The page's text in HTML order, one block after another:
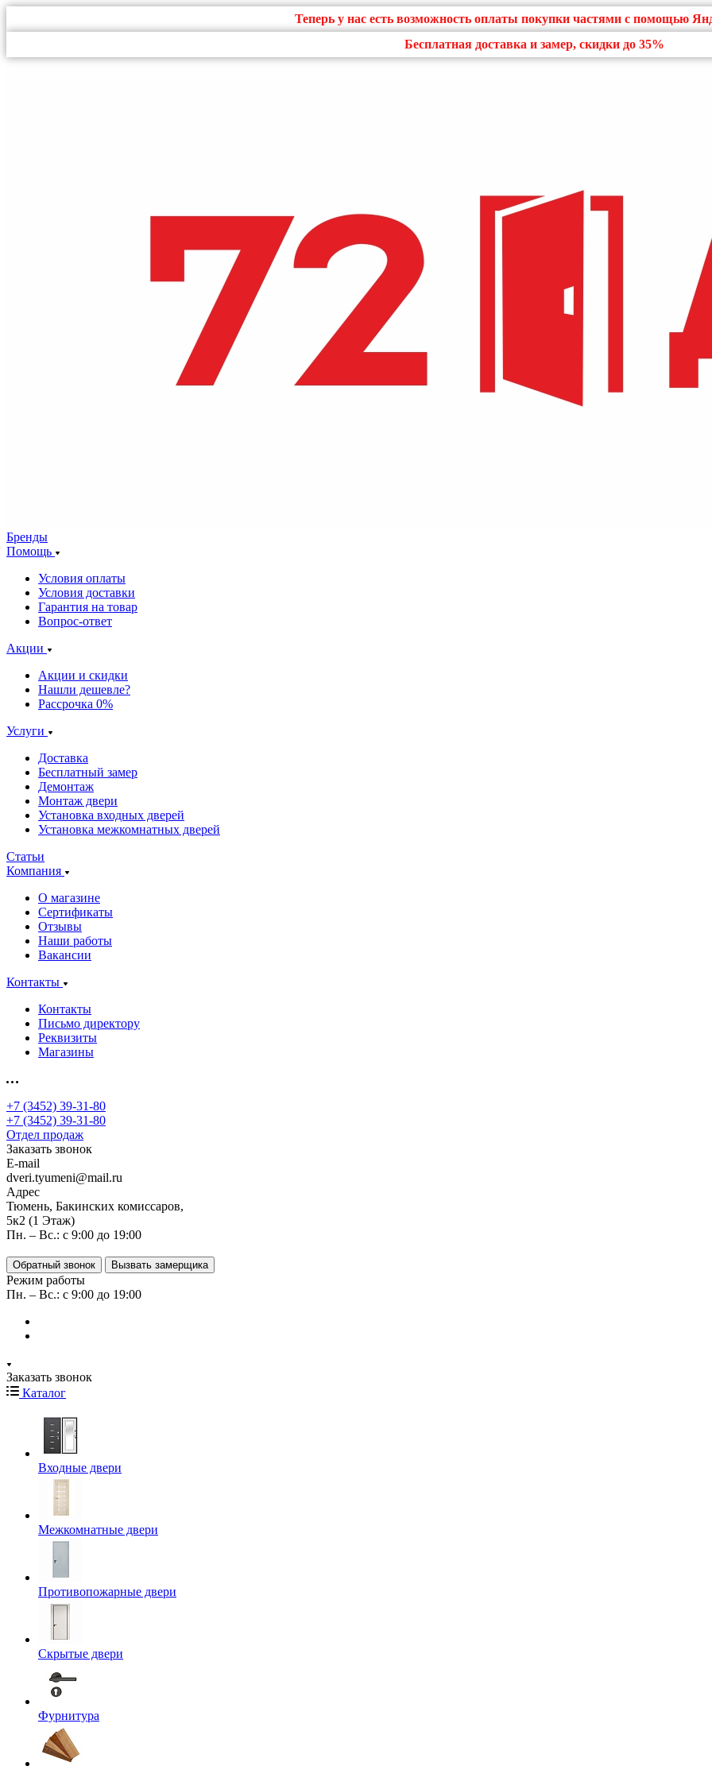
Теперь у нас есть возможность оплаты покупки частями с помощью
Бесплатная доставка и замер, скидки до 35%
Бренды
Помощь
Условия оплаты
Условия доставки
Гарантия на товар
Вопрос-ответ
Акции
Акции и скидки
Нашли дешевле?
Рассрочка 0%
Услуги
Доставка
Бесплатный замер
Демонтаж
Монтаж двери
Установка входных дверей
Установка межкомнатных дверей
Статьи
Компания
О магазине
Сертификаты
Отзывы
Наши работы
Вакансии
Контакты
Контакты
Письмо директору
Реквизиты
Магазины
+7 (3452) 39-31-80
+7 (3452) 39-31-80
Отдел продаж
Заказать звонок
E-mail
dveri.tyumeni@mail.ru
Адрес
Тюмень, Бакинских комиссаров,
5к2 (1 Этаж)
Пн. – Вс.: с 9:00 до 19:00
Обратный звонок Вызвать замерщика
Режим работы
Пн. – Вс.: с 9:00 до 19:00
Заказать звонок
Каталог
Входные двери
Межкомнатные двери
Противопожарные двери
Скрытые двери
Фурнитура